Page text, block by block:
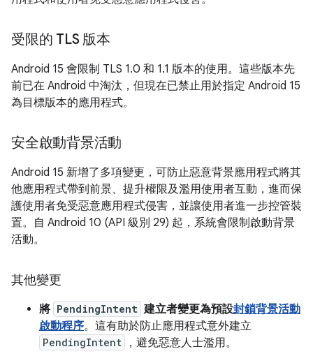
受限的 TLS 版本
Android 15 會限制 TLS 1.0 和 1.1 版本的使用。這些版本先
前已在 Android 中淘汰，但現在已禁止用於指定 Android 15
為目標版本的應用程式。
安全啟動背景活動
Android 15 新增了多項變更，可防止惡意背景應用程式將其
他應用程式帶到前景、提升權限及濫用使用者互動，進而保
護使用者免受惡意應用程式侵害，並讓使用者進一步控管裝
置。自 Android 10 (API 級別 29) 起，系統會限制啟動背景
活動。
其他變更
將 PendingIntent 建立者變更為預設封鎖背景活動
啟動程序。這有助於防止應用程式意外建立
PendingIntent
，避免惡意人士濫用。